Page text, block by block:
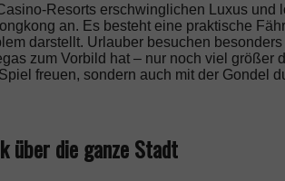
Resorts erschwinglichen Luxus
an. Es besteht eine praktische
darstellt. Urlauber besuchen
zum Vorbild hat – nur noch viel größer
freuen, sondern auch mit der Gondel
über die ganze Stadt